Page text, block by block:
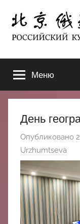
содержимому
北
京
俄
罗
斯
文
化
ЦЕНТР
В
ПЕКИНЕ
Меню
День
Опубликовано
Urzhumtseva